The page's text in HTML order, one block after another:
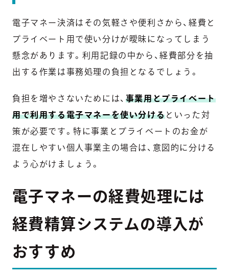
電子マネー決済はその気軽さや便利さから、経費と
プライベート用で使い分けが曖昧になってしまう
懸念があります。利用記録の中から、経費部分を抽
出する作業は事務処理の負担となるでしょう。
負担を増やさないためには、 事業用とプライベート
用で利用する電子マネーを使い分けるといった対
策が必要です。特に事業とプライベートのお金が
混在しやすい個人事業主の場合は、意図的に分ける
よう心がけましょう。
電子マネーの経費処理には
経費精算システムの導入が
おすすめ